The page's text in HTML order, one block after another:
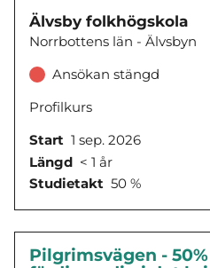
Älvsby folkhögskola
Norrbottens län - Älvsbyn
Ansökan stängd
Profilkurs
Start 1 sep. 2026
Längd < 1 år
Studietakt 50 %
Pilgrimsvägen -